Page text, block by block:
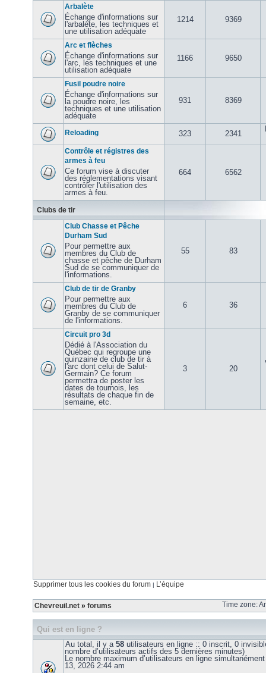
Arbalète
Échange d'informations sur
l'arbalète, les techniques et
une utilisation adéquate
1214 9369
Arc et flèches
Échange d'informations sur
l'arc, les techniques et une
utilisation adéquate
1166 9650
Fusil poudre noire
Échange d'informations sur
la poudre noire, les
techniques et une utilisation
adéquate
931 8369
Reloading 323 2341
Contrôle et régistres des
armes à feu
Ce forum vise à discuter
des réglementations visant
contrôler l'utilisation des
armes à feu.
664 6562
Clubs de tir
Club Chasse et Pêche
Durham Sud
Pour permettre aux
membres du Club de
chasse et pêche de Durham
Sud de se communiquer de
l'informations.
55 83
Club de tir de Granby
Pour permettre aux
membres du Club de
Granby de se communiquer
de l'informations.
6 36
Circuit pro 3d
Dédié à l'Association du
Québec qui regroupe une
quinzaine de club de tir à
l'arc dont celui de Salut-
Germain? Ce forum
permettra de poster les
dates de tournois, les
résultats de chaque fin de
semaine, etc.
3 20
Supprimer tous les cookies du forum | L’équipe
Chevreuil.net » forums Time zone:
Qui est en ligne ?
Au total, il y a 58 utilisateurs en ligne :: 0 inscrit, 0
nombre d’utilisateurs actifs des 5 dernières minutes)
Le nombre maximum d’utilisateurs en ligne
13, 2026 2:44 am